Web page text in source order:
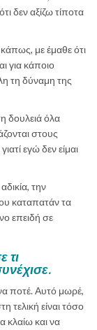
δεν αξίζω τίποτα
με έμαθε ότι
για κάποιο
τη δύναμη της
δουλειά όλα
στους
εγώ δεν είμαι
την
καταπατάν τα
επειδή σε
τι
ποτέ. Αυτό μωρέ,
τελική είναι τόσο
κλαίω και να